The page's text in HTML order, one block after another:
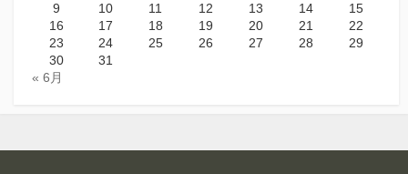
9
10 11 12 13 14
15
16
17 18 19 20 21
22
23
24 25 26 27 28
29
30
31
« 6月